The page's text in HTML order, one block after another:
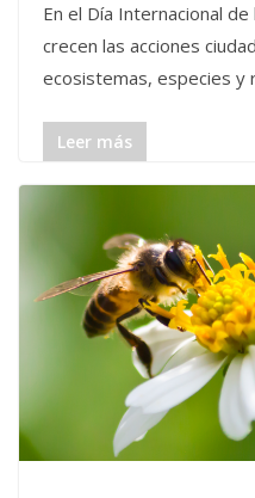
En el Día Internacional
crecen las acciones
ecosistemas, especies y
Leer más